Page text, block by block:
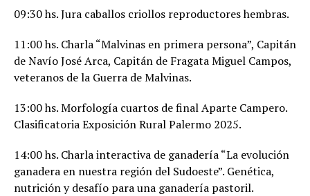
09:30 hs. Jura caballos criollos reproductores hembras.
11:00 hs. Charla “Malvinas en primera persona”, Capitán
de Navío José Arca, Capitán de Fragata Miguel Campos,
veteranos de la Guerra de Malvinas.
13:00 hs. Morfología cuartos de final Aparte Campero.
Clasificatoria Exposición Rural Palermo 2025.
14:00 hs. Charla interactiva de ganadería “La evolución
ganadera en nuestra región del Sudoeste”. Genética,
nutrición y desafío para una ganadería pastoril.